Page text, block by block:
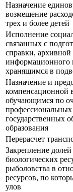
Назначение
возмещение
трех и более детей
Исполнение
связанных с
справки,
информационного
хранящимся в
Назначение и
компенсационной
обучающимся по
профессиональных
государственных
образования
Перерасчет
Закрепление
биологических
рыболовства в
ресурсов, по
улов